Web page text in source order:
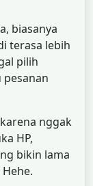
biasanya
terasa lebih
pilih
nggak
HP,
bikin lama